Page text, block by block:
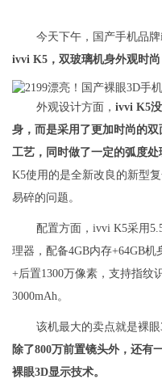
今天下午，国产手机品
ivvi K5，双玻璃机身外观时尚
外观设计方面， ivvi K5
身，而是采用了更加时尚的
工艺，同时做了一定的弧度处
K5使用的是全新改良的新型
易碎的问题。
配置方面，ivvi K5采用
理器，配备4GB内存+64GB
+后置1300万像素，支持指纹
3000mAh。
该机最大的卖点就是裸
除了800万前置镜头外，还有
裸眼3D显示技术。